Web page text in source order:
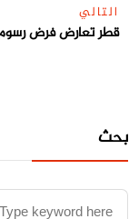
التالي
قطر تعارض فرض
بحث